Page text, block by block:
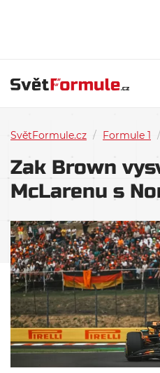
SvětFormule.cz / Formule 1 /
Zak Brown
McLarenu s